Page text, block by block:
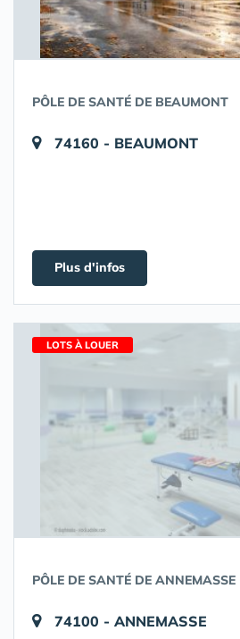
PÔLE DE SANTÉ DE BEAUMONT
74160 - BEAUMONT
Plus d'infos
LOTS À LOUER
PÔLE DE SANTÉ DE ANNEMASSE
74100 - ANNEMASSE